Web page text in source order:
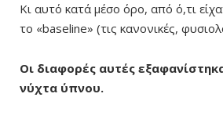
Κι αυτό κατά μέσο όρο, από ό,τι
το «baseline» (τις κανονικές,
Οι διαφορές αυτές
νύχτα ύπνου.